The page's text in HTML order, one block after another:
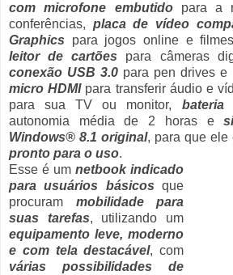
com microfone embutidopara a
conferências, placa de vídeo
Graphics para jogos online e
leitor de cartões para câmeras
conexão USB 3.0 para pen drives e
micro HDMIpara transferir áudio e
para sua TV ou monitor,
autonomia média de 2 horas e
Windows® 8.1 original, para que ele
pronto para o uso.
Esse é um netbook indicado
para usuários básicos que
procuram mobilidade para
suas tarefas, utilizando um
equipamento leve, moderno
e com tela destacável, com
várias possibilidades de